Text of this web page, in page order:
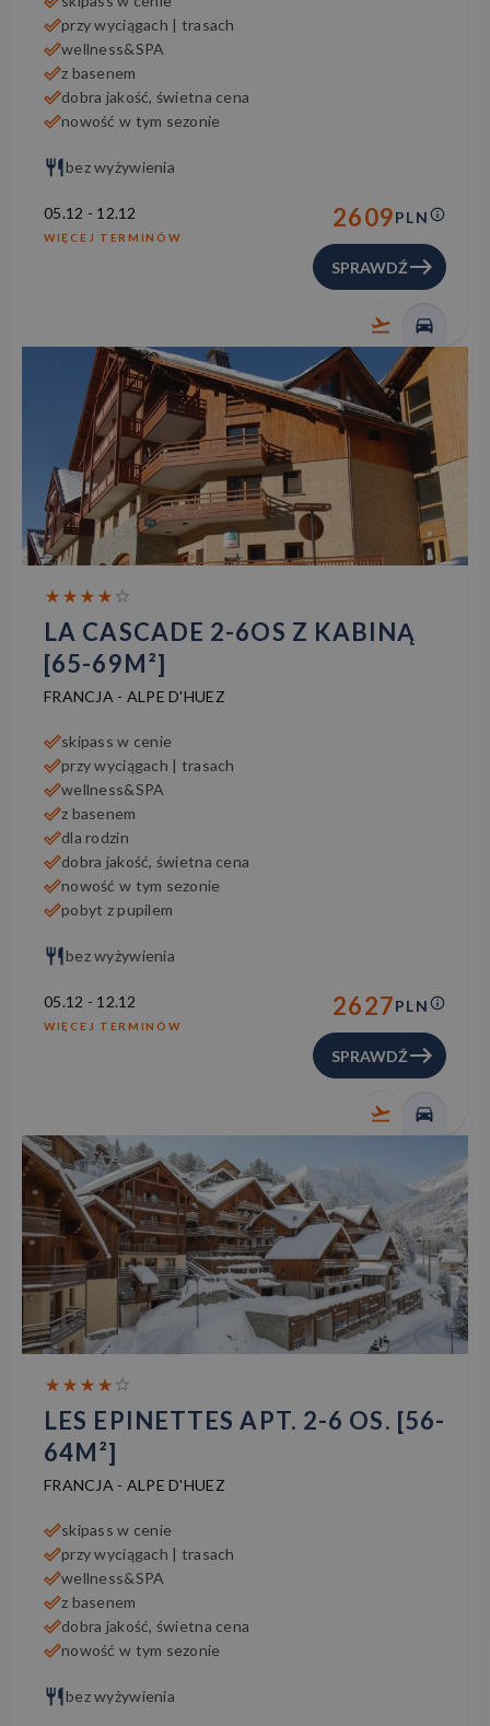
przy wyciągach | trasach
wellness&SPA
z basenem
dobra jakość, świetna cena
nowość w tym sezonie
bez wyżywienia
05.12 - 12.12
WIĘCEJ TERMINÓW
2609PLN
SPRAWDŹ
LA CASCADE 2-6OS Z KABINĄ
[65-69M²]
FRANCJA - ALPE D'HUEZ
skipass w cenie
przy wyciągach | trasach
wellness&SPA
z basenem
dla rodzin
dobra jakość, świetna cena
nowość w tym sezonie
pobyt z pupilem
bez wyżywienia
05.12 - 12.12
WIĘCEJ TERMINÓW
2627PLN
SPRAWDŹ
LES EPINETTES APT. 2-6 OS. [56-
64M²]
FRANCJA - ALPE D'HUEZ
skipass w cenie
przy wyciągach | trasach
wellness&SPA
z basenem
dobra jakość, świetna cena
nowość w tym sezonie
bez wyżywienia